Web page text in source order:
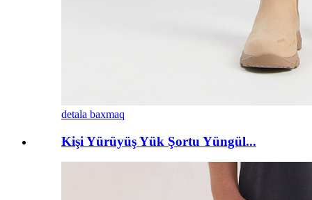
detala baxmaq
Kişi Yürüyüş Yük Şortu Yüngül...